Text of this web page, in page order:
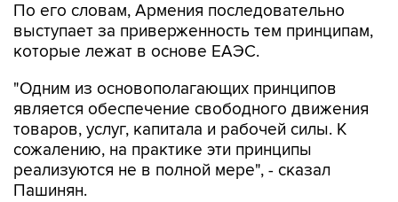
По его словам, Армения последовательно
выступает за приверженность тем принципам,
которые лежат в основе ЕАЭС.
"Одним из основополагающих принципов
является обеспечение свободного движения
товаров, услуг, капитала и рабочей силы. К
сожалению, на практике эти принципы
реализуются не в полной мере", - сказал
Пашинян.